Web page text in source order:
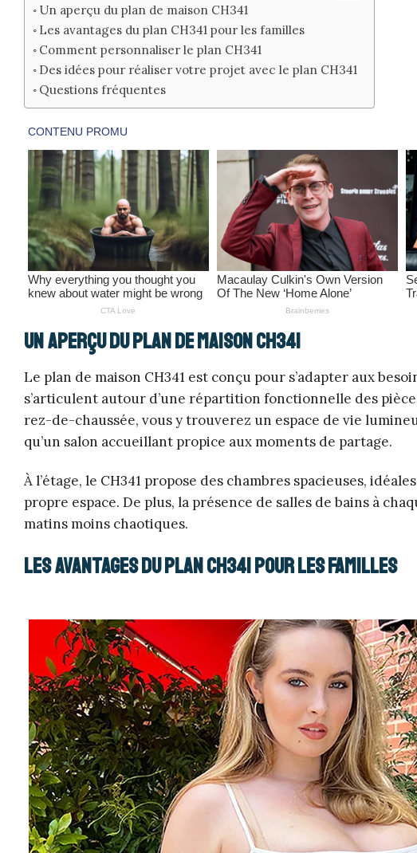
Un aperçu du plan de maison CH341
Les avantages du plan CH341 pour les familles
Comment personnaliser le plan CH341
Des idées pour réaliser votre projet avec le plan CH341
Questions fréquentes
Un aperçu du plan de maison CH341
Le plan de maison CH341 est conçu pour s’adapter aux
s’articulent autour d’une répartition fonctionnelle des
rez-de-chaussée, vous y trouverez un espace de vie
qu’un salon accueillant propice aux moments de partage.
À l’étage, le CH341 propose des chambres spacieuses,
propre espace. De plus, la présence de salles de bains à
matins moins chaotiques.
Les avantages du plan CH341 pour les familles